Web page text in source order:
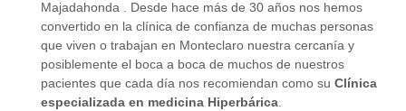
Majadahonda . Desde hace más de 30 años nos hemos
convertido en la clínica de confianza de muchas personas
que viven o trabajan en Monteclaro nuestra cercanía y
posiblemente el boca a boca de muchos de nuestros
pacientes que cada día nos recomiendan como su Clínica
especializada en medicina Hiperbárica.